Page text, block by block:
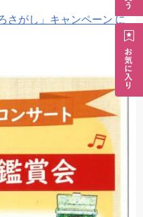
さがし」キャンペーン に